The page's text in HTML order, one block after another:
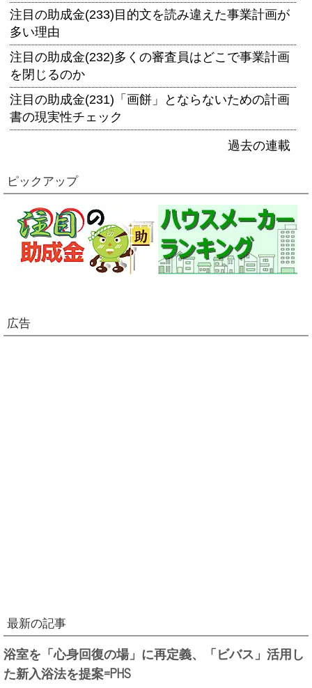
注目の助成金(233)目的文を読み違えた事業計画が
多い理由
注目の助成金(232)多くの審査員はどこで事業計画
を閉じるのか
注目の助成金(231)「画餅」とならないための計画
書の現実性チェック
過去の連載
ピックアップ
広告
最新の記事
浴室を「心身回復の場」に再定義、「ビバス」活用し
た新入浴法を提案=PHS